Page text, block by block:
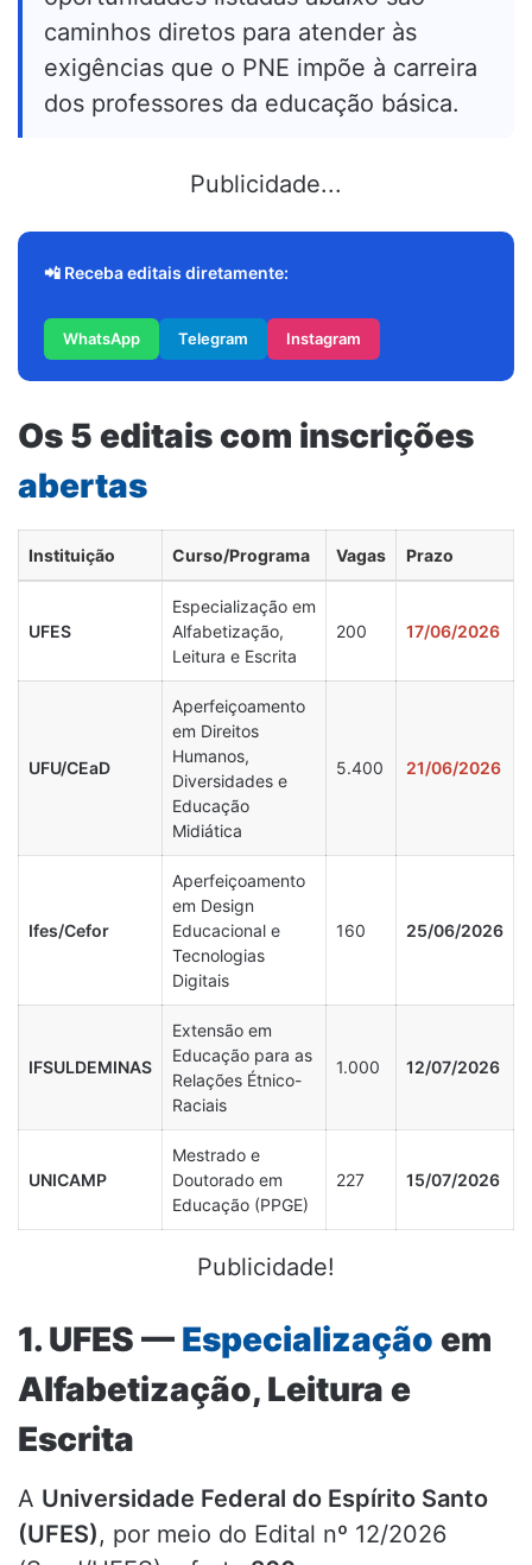
caminhos diretos para atender às
exigências que o PNE impõe à carreira
dos professores da educação básica.
Publicidade...
📲 Receba editais diretamente:
WhatsApp Telegram Instagram
Os 5 editais com inscrições
abertas
Instituição Curso/Programa Vagas Prazo
UFES
Especialização em
Alfabetização,
Leitura e Escrita
200 17/06/2026
UFU/CEaD
Aperfeiçoamento
em Direitos
Humanos,
Diversidades e
Educação
Midiática
5.400 21/06/2026
Ifes/Cefor
Aperfeiçoamento
em Design
Educacional e
Tecnologias
Digitais
160 25/06/2026
IFSULDEMINAS
Extensão em
Educação para as
Relações Étnico-
Raciais
1.000 12/07/2026
UNICAMP
Mestrado e
Doutorado em
Educação (PPGE)
227 15/07/2026
Publicidade!
1. UFES — Especialização em
Alfabetização, Leitura e
Escrita
A Universidade Federal do Espírito Santo
(UFES), por meio do Edital nº 12/2026